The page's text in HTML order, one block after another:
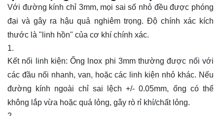
Với đường kính chỉ 3mm, mọi sai số nhỏ đều được phóng
đại và gây ra hậu quả nghiêm trọng. Độ chính xác kích
thước là "linh hồn" của cơ khí chính xác.
Kết nối linh kiện: Ống lnox phi 3mm thường được nối với
các đầu nối nhanh, van, hoặc các linh kiện nhỏ khác. Nếu
đường kính ngoài chỉ sai lệch +/- 0.05mm, ống có thể
không lắp vừa hoặc quá lỏng, gây rò rỉ khí/chất lỏng.